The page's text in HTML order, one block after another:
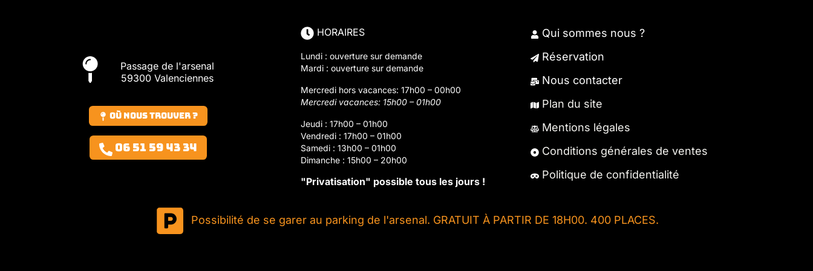
Passage de l'arsenal
59300 Valenciennes
Où nous trouver ?
06 51 59 43 34
HORAIRES
Lundi : ouverture sur demande
Mardi : ouverture sur demande
Mercredi hors vacances: 17h00 – 00h00
Mercredi vacances: 15h00 – 01h00
Jeudi : 17h00 – 01h00
Vendredi : 17h00 – 01h00
Samedi : 13h00 – 01h00
Dimanche : 15h00 – 20h00
"Privatisation" possible tous les jours !
Qui sommes nous ?
Réservation
Nous contacter
Plan du site
Mentions légales
Conditions générales de ventes
Politique de confidentialité
Possibilité de se garer au parking de l'arsenal. GRATUIT À PARTIR DE 18H00. 400 PLACES.